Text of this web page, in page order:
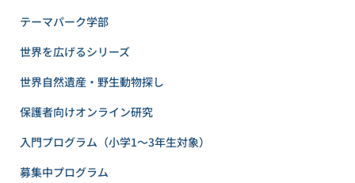
テーマパーク学部
世界を広げるシリーズ
世界自然遺産・野生動物探し
保護者向けオンライン研究
入門プログラム（小学1〜3年生対象）
募集中プログラム